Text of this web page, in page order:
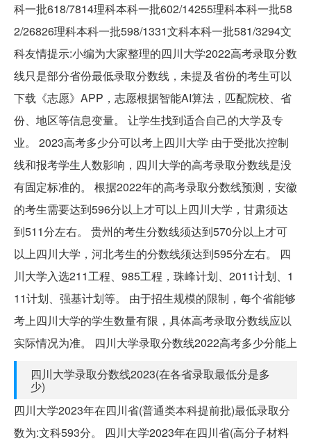
科一批618/7814理科本科一批602/14255理科本科一批58
2/26826理科本科一批598/1331文科本科一批581/3294文
科友情提示:小编为大家整理的四川大学2022高考录取分数
线只是部分省份最低录取分数线，未提及省份的考生可以
下载《志愿》APP，志愿根据智能AI算法，匹配院校、省
份、地区等信息变量。 让学生找到适合自己的大学及专
业。 2023高考多少分可以考上四川大学 由于受批次控制
线和报考学生人数影响，四川大学的高考录取分数线是没
有固定标准的。 根据2022年的高考录取分数线预测，安徽
的考生需要达到596分以上才可以上四川大学，甘肃须达
到511分左右。 贵州的考生分数线须达到570分以上才可
以上四川大学，河北考生的分数线须达到595分左右。 四
川大学入选211工程、985工程，珠峰计划、2011计划、1
11计划、强基计划等。 由于招生规模的限制，每个省能够
考上四川大学的学生数量有限，具体高考录取分数线应以
实际情况为准。 四川大学录取分数线2022高考多少分能上
四川大学录取分数线2023(在各省录取最低分是多
少)
四川大学2023年在四川省(普通类本科提前批)最低录取分
数为:文科593分。 四川大学2023年在四川省(高分子材料